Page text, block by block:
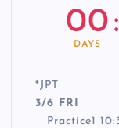
00
DAYS
:
* JPT
3/6 FRI
Practice1